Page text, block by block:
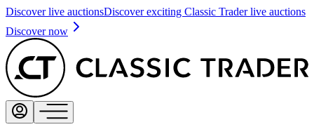
Discover live auctionsDiscover exciting Classic Trader live auctions
Discover now